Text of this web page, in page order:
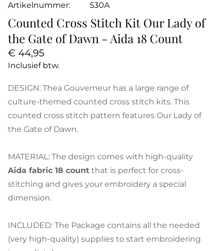
Artikelnummer: 530A
Counted Cross Stitch Kit Our Lady of
the Gate of Dawn - Aida 18 Count
Normale
prijs
€ 44,95
Inclusief btw.
DESIGN: Thea Gouverneur has a large range of
culture-themed counted cross stitch kits. This
counted cross stitch pattern features Our Lady of
the Gate of Dawn.
MATERIAL: The design comes with high-quality
Aida fabric 18 count that is perfect for cross-
stitching and gives your embroidery a special
dimension.
INCLUDED: The Package contains all the needed
(very high-quality) supplies to start embroidering